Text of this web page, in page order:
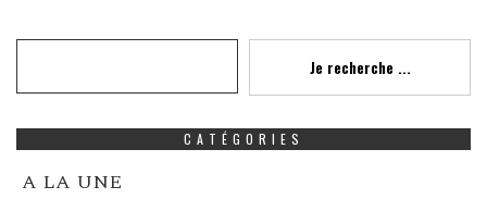
Je recherche ...
CATÉGORIES
A LA UNE